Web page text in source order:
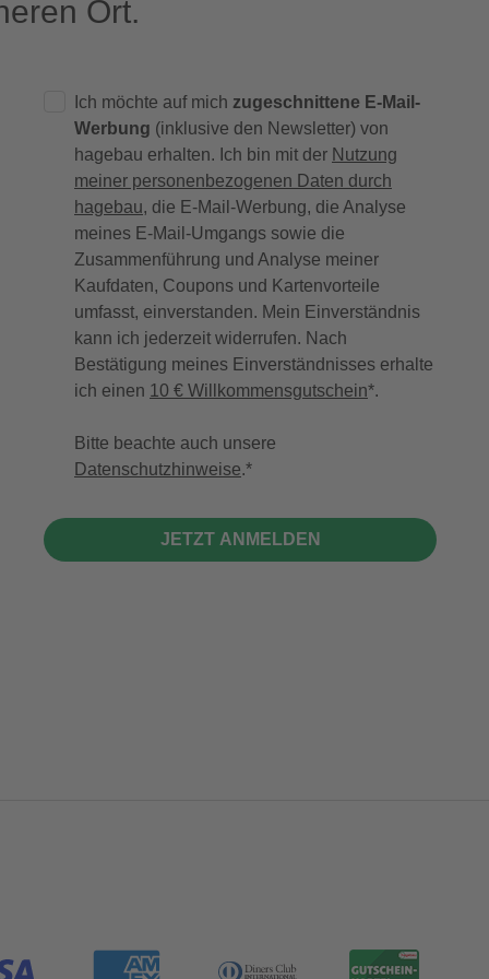
Ort.
Ich möchte auf mich zugeschnittene E-Mail-
Werbung (inklusive den Newsletter) von
hagebau erhalten. Ich bin mit der Nutzung
meiner personenbezogenen Daten durch
hagebau, die E-Mail-Werbung, die Analyse
meines E-Mail-Umgangs sowie die
Zusammenführung und Analyse meiner
Kaufdaten, Coupons und Kartenvorteile
umfasst, einverstanden. Mein Einverständnis
kann ich jederzeit widerrufen. Nach
Bestätigung meines Einverständnisses erhalte
ich einen 10 € Willkommensgutschein*.
Bitte beachte auch unsere
Datenschutzhinweise.
JETZT ANMELDEN